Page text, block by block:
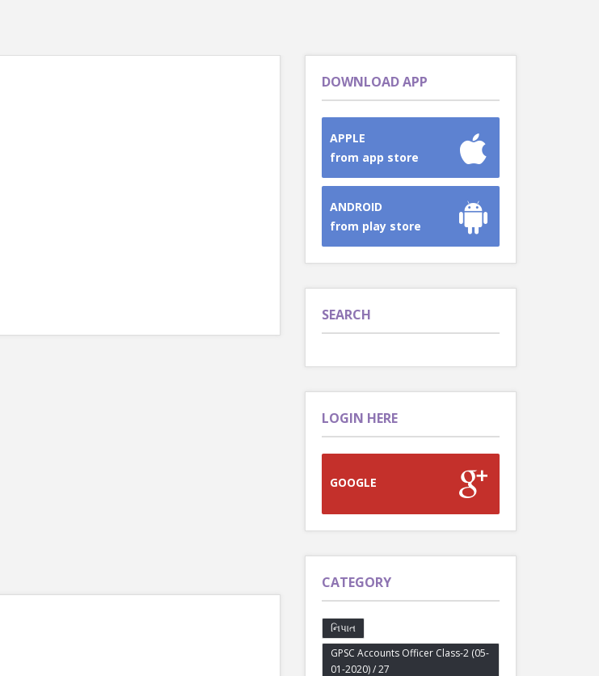
DOWNLOAD APP
APPLE
from app store
ANDROID
from play store
SEARCH
LOGIN HERE
GOOGLE
CATEGORY
નિપાત
GPSC Accounts Officer Class-2 (05-
01-2020) / 27